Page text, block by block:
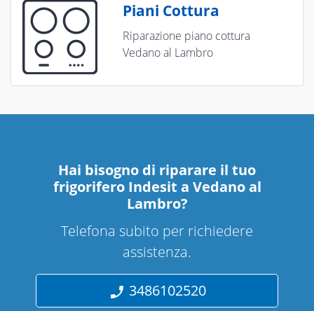
Piani Cottura
Riparazione piano cottura
Vedano al Lambro
Hai bisogno di riparare il tuo
frigorifero Indesit a Vedano al
Lambro?
Telefona subito per richiedere
assistenza.
3486102520